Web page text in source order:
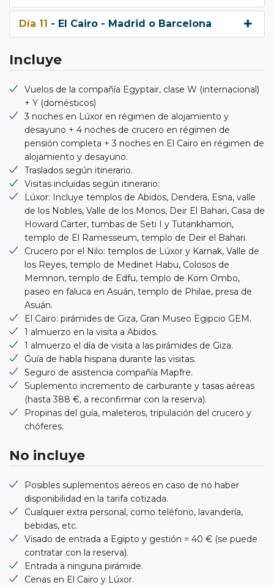
Día 11 - El Cairo - Madrid o Barcelona
Incluye
Vuelos de la compañía Egyptair, clase W (internacional)
+ Y (domésticos)
3 noches en Lúxor en régimen de alojamiento y
desayuno + 4 noches de crucero en régimen de
pensión completa + 3 noches en El Cairo en régimen de
alojamiento y desayuno.
Traslados según itinerario.
Visitas incluidas según itinerario:
Lúxor: Incluye templos de Abidos, Dendera, Esna, valle
de los Nobles, Valle de los Monos, Deir El Bahari, Casa de
Howard Carter, tumbas de Seti I y Tutankhamon,
templo de El Ramesseum, templo de Deir el Bahari.
Crucero por el Nilo: templos de Lúxor y Karnak, Valle de
los Reyes, templo de Medinet Habu, Colosos de
Memnon, templo de Edfu, templo de Kom Ombo,
paseo en faluca en Asuán, templo de Philae, presa de
Asuán.
El Cairo: pirámides de Giza, Gran Museo Egipcio GEM.
1 almuerzo en la visita a Abidos.
1 almuerzo el día de visita a las pirámides de Giza.
Guía de habla hispana durante las visitas.
Seguro de asistencia compañía Mapfre.
Suplemento incremento de carburante y tasas aéreas
(hasta 388 €, a reconfirmar con la reserva).
Propinas del guía, maleteros, tripulación del crucero y
chóferes.
No incluye
Posibles suplementos aéreos en caso de no haber
disponibilidad en la tarifa cotizada.
Cualquier extra personal, como teléfono, lavandería,
bebidas, etc.
Visado de entrada a Egipto y gestión = 40 € (se puede
contratar con la reserva).
Entrada a ninguna pirámide.
Cenas en El Cairo y Lúxor.